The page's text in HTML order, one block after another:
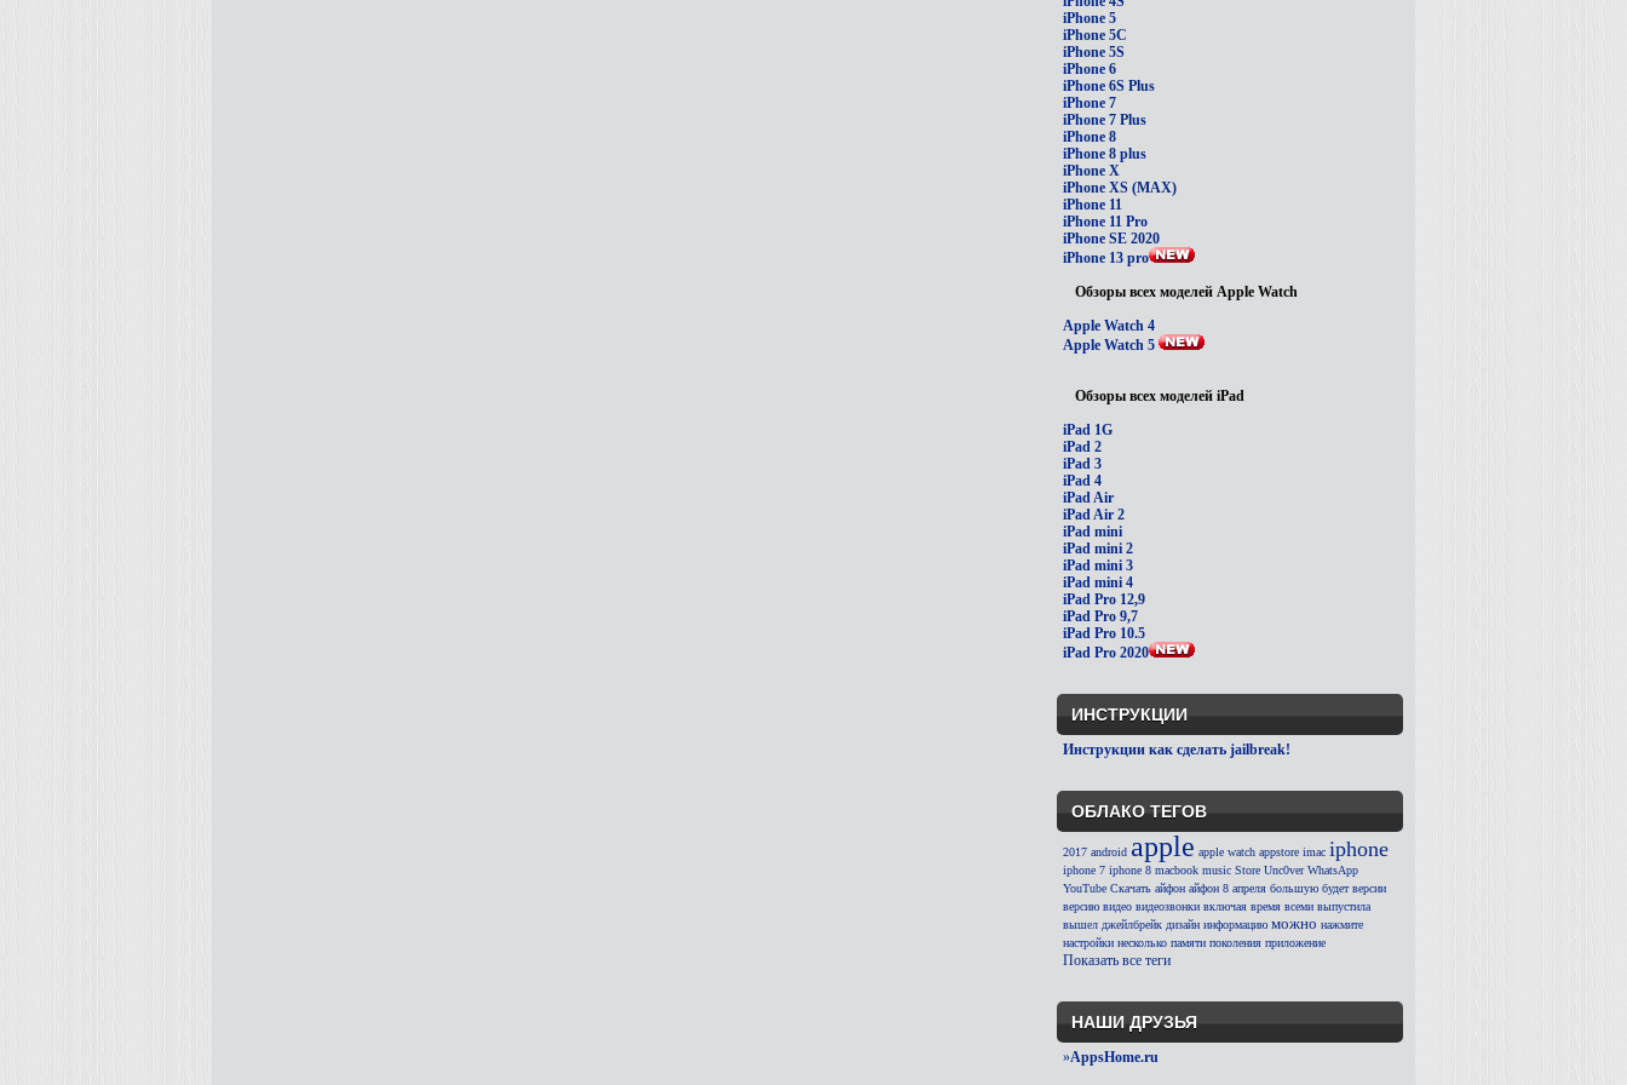
iPhone 5
iPhone 5C
iPhone 5S
iPhone 6
iPhone 6S Plus
iPhone 7
iPhone 7 Plus
iPhone 8
iPhone 8 plus
iPhone X
iPhone XS (MAX)
iPhone 11
iPhone 11 Pro
iPhone SE 2020
iPhone 13 pro
Обзоры всех моделей Apple Watch
Apple Watch 4
Apple Watch 5
Обзоры всех моделей iPad
iPad 1G
iPad 2
iPad 3
iPad 4
iPad Air
iPad Air 2
iPad mini
iPad mini 2
iPad mini 3
iPad mini 4
iPad Pro 12,9
iPad Pro 9,7
iPad Pro 10.5
iPad Pro 2020
ИНСТРУКЦИИ
Инструкции как сделать jailbreak!
ОБЛАКО ТЕГОВ
2017 android apple apple watch appstore imac iphone
iphone 7 iphone 8 macbook music Store Unc0ver WhatsApp
YouTube Скачать айфон айфон 8 апреля большую будет версии
версию видео видеозвонки включая время всеми выпустила
вышел джейлбрейк дизайн информацию можно нажмите
настройки несколько памяти поколения приложение
Показать все теги
НАШИ ДРУЗЬЯ
»AppsHome.ru